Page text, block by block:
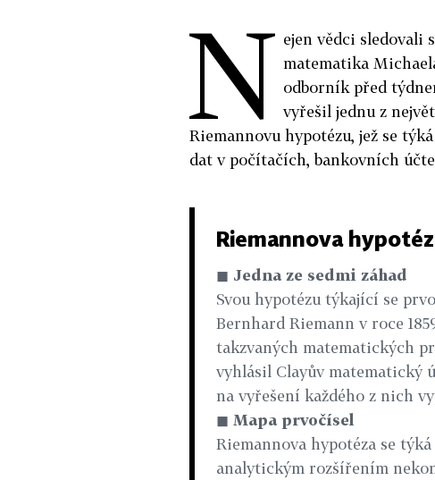
N ejen vědci sledovali
matematika
odborník před
vyřešil jednu z
Riemannovu hypotézu, jež se
dat v počítačích, bankovních
Riemannova
◼ Jedna ze sedmi záhad
Svou hypotézu týkající se
Bernhard Riemann v roce
takzvaných matematických
vyhlásil Clayův matematický
na vyřešení každého z nich
◼ Mapa prvočísel
Riemannova hypotéza se
analytickým rozšířením